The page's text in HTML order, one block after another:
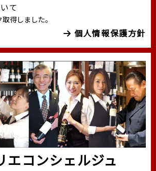
て
得しました。
個人情報保護方針
エコンシェルジュ